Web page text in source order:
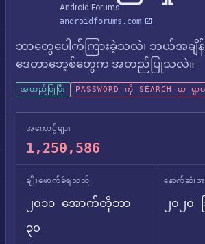
Android Forums
androidforums.com
ဘာတွေပေါက်ကြားခဲ့သလဲ၊ ဘယ်အချိ
ဒေတာဘေ့စ်တွေက အတည်ပြုသလဲ။
အတည်ပြုပြီး PASSWORD ကို SEARCH မှာ ရှ
အကောင့်များ
1,250,586
ချိုးဖောက်ခံရသည်
၂၀၁၁ အောက်တိုဘာ
၃၀
နောက်ဆုံး
၂၀၂